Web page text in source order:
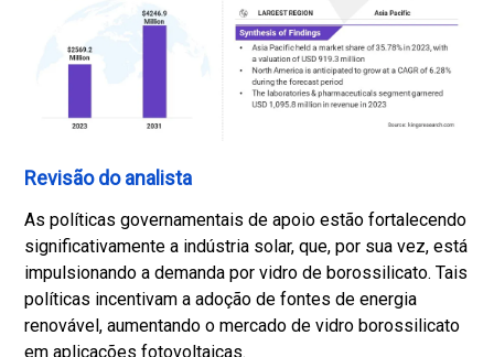
Revisão do analista
As políticas governamentais de apoio estão fortalecendo
significativamente a indústria solar, que, por sua vez, está
impulsionando a demanda por vidro de borossilicato. Tais
políticas incentivam a adoção de fontes de energia
renovável, aumentando o mercado de vidro borossilicato
em aplicações fotovoltaicas.